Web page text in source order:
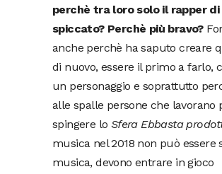
perchè tra loro solo il rapper di
spiccato? Perchè più bravo?
anche perchè ha saputo creare
di nuovo, essere il primo a farlo,
un personaggio e soprattutto
alle spalle persone che lavorano
spingere lo Sfera Ebbasta
musica nel 2018 non può essere
musica, devono entrare in gioco